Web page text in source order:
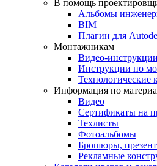
В помощь
Альбомы
BIM
Плагин для
Монтажникам
Видео-инструкции
Инструкции по
Технологические
Информация по
Видео
Сертификаты на
Техлисты
Фотоальбомы
Брошюры,
Рекламные